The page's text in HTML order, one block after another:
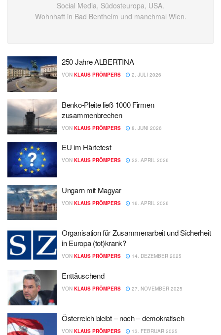
Social Media, Südosteuropa, USA.
Wohnhaft in Bad Bentheim und manchmal Wien.
250 Jahre ALBERTINA
VON KLAUS PRÖMPERS 2. JULI 2026
Benko-Pleite ließ 1000 Firmen
zusammenbrechen
VON KLAUS PRÖMPERS 8. JUNI 2026
EU im Härtetest
VON KLAUS PRÖMPERS 22. APRIL 2026
Ungarn mit Magyar
VON KLAUS PRÖMPERS 16. APRIL 2026
Organisation für Zusammenarbeit und Sicherheit
in Europa (tot)krank?
VON KLAUS PRÖMPERS 14. DEZEMBER 2025
Enttäuschend
VON KLAUS PRÖMPERS 27. NOVEMBER 2025
Österreich bleibt – noch – demokratisch
VON KLAUS PRÖMPERS 13. FEBRUAR 2025